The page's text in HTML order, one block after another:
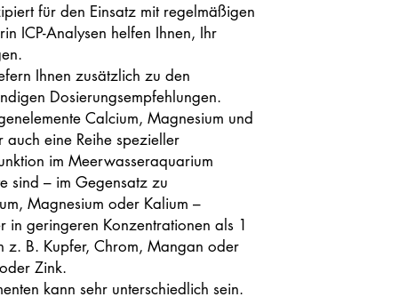
für den Einsatz mit regelmäßigen
ICP-Analysen helfen Ihnen, Ihr
Ihnen zusätzlich zu den
Dosierungsempfehlungen.
Calcium, Magnesium und
eine Reihe spezieller
im Meerwasseraquarium
sind – im Gegensatz zu
Magnesium oder Kalium –
in geringeren Konzentrationen als 1
B. Kupfer, Chrom, Mangan oder
Zink.
kann sehr unterschiedlich sein.